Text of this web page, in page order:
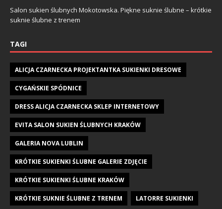
Salon sukien ślubnych Mokotowska. Piękne suknie ślubne – krótkie
suknie ślubne z trenem
TAGI
ALICJA CZARNECKA PROJEKTANTKA SUKIENKI DRESOWE
CYGAŃSKIE SPÓDNICE
DRESS ALICJA CZARNECKA SKLEP INTERNETOWY
EVITA SALON SUKIEN ŚLUBNYCH KRAKÓW
GALERIA NOVA LUBLIN
KRÓTKIE SUKIENKI ŚLUBNE GALERIE ZDJĘCIE
KRÓTKIE SUKIENKI ŚLUBNE KRAKÓW
KRÓTKIE SUKNIE ŚLUBNE Z TRENEM LATORRE SUKIENKI